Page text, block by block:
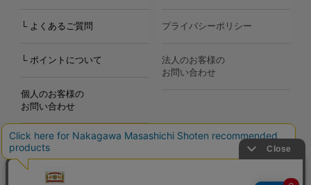
└ よくあるご質問
└ ポイントについて
個人のお客様の
お問い合わせ
プライバシーポリシー
法人のお客様の
お問い合わせ